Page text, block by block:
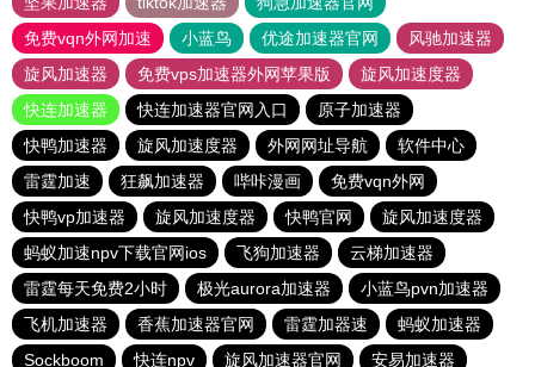
免费vqn外网加速
小蓝鸟 优途加速器官网
风驰加速器
旋风加速器
免费vps加速器外网苹果版
旋风加速度器
快连加速器
快连加速器官网入口
原子加速器
快鸭加速器
旋风加速度器 外网网址导航
软件中心
雷霆加速
狂飙加速器 哔咔漫画
免费vqn外网
快鸭vp加速器
旋风加速度器 快鸭官网
旋风加速度器
蚂蚁加速npv下载官网ios
飞狗加速器
云梯加速器
雷霆每天免费2小时
极光aurora加速器
小蓝鸟pvn加速器
飞机加速器
香蕉加速器官网 雷霆加器速
蚂蚁加速器
Sockboom
快连npv 旋风加速器官网 安易加速器